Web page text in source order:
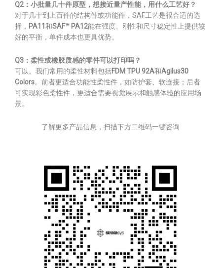
Q2：小批量几十件原型，想接近量产性能，用什么工艺好？
对于几十到上百件的结构件或功能件，SAF工艺是很合适的选
择， PA11 和SAF™ PA12能在强度、刚性和尺寸稳定性上提供较
好的平衡，单件成本也更具优势。
Q3：柔性或橡胶质感的零件可以打印吗？
可以。我们常用的柔性材料包括FDM TPU 92A和Agilus30
Colors。前者更适合功能性柔性件，如防护套、软连接；后者
可实现彩色柔性件，更适合需要视觉展示和触感体验的应用场
景。
了解更多产品信息，扫描下方二维码一键咨询